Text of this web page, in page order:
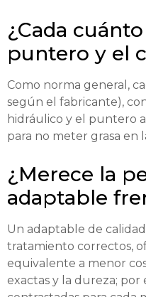
¿Cada
puntero y el
Como norma general,
según el fabricante),
hidráulico y el puntero
para no meter grasa en
¿Merece la
adaptable
Un adaptable de
tratamiento correctos,
equivalente a menor
exactas y la dureza; por